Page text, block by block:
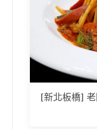
[新北板橋]